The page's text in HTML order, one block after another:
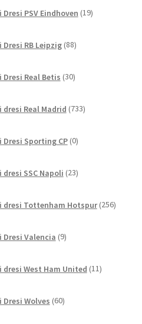
PSV Eindhoven 19izdelkov
RB Leipzig 88izdelkov
Real Betis 30izdelkov
Real Madrid 733izdelkov
Dresi Sporting CP 0izdelkov
SSC Napoli 23izdelkov
dresi Tottenham Hotspur 256
Dresi Valencia 9izdelkov
dresi West Ham United 11izdelkov
Wolves 60izdelkov